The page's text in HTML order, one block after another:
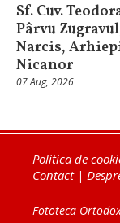
Sf. Cuv.
Pârvu
Narcis,
Nicanor
07 Aug, 2026
Politica de
Contact|
Fototeca